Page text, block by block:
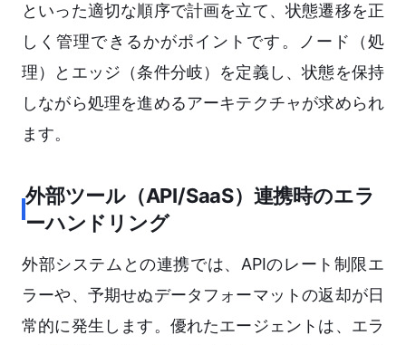
といった適切な順序で計画を立て、状態遷移を正
しく管理できるかがポイントです。ノード（処
理）とエッジ（条件分岐）を定義し、状態を保持
しながら処理を進めるアーキテクチャが求められ
ます。
外部ツール（API/SaaS）連携時のエラ
ーハンドリング
外部システムとの連携では、APIのレート制限エ
ラーや、予期せぬデータフォーマットの返却が日
常的に発生します。優れたエージェントは、エラ